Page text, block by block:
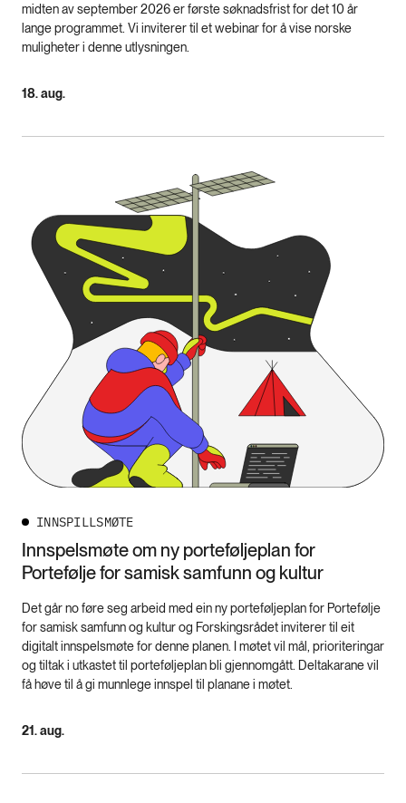
midten av september 2026 er første søknadsfrist for det 10 år
lange programmet. Vi inviterer til et webinar for å vise norske
muligheter i denne utlysningen.
18. aug.
INNSPILLSMØTE
Innspelsmøte om ny porteføljeplan for
Portefølje for samisk samfunn og kultur
Det går no føre seg arbeid med ein ny porteføljeplan for Portefølje
for samisk samfunn og kultur og Forskingsrådet inviterer til eit
digitalt innspelsmøte for denne planen. I møtet vil mål, prioriteringar
og tiltak i utkastet til porteføljeplan bli gjennomgått. Deltakarane vil
få høve til å gi munnlege innspel til planane i møtet.
21. aug.